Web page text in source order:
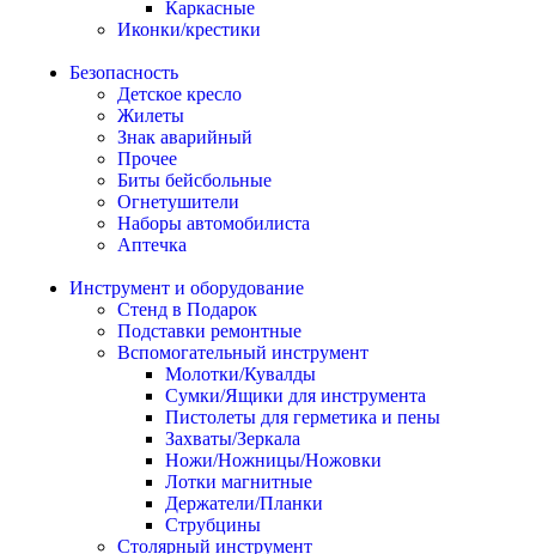
Каркасные
Иконки/крестики
Безопасность
Детское кресло
Жилеты
Знак аварийный
Прочее
Биты бейсбольные
Огнетушители
Наборы автомобилиста
Аптечка
Инструмент и оборудование
Стенд в Подарок
Подставки ремонтные
Вспомогательный инструмент
Молотки/Кувалды
Сумки/Ящики для инструмента
Пистолеты для герметика и пены
Захваты/Зеркала
Ножи/Ножницы/Ножовки
Лотки магнитные
Держатели/Планки
Струбцины
Столярный инструмент